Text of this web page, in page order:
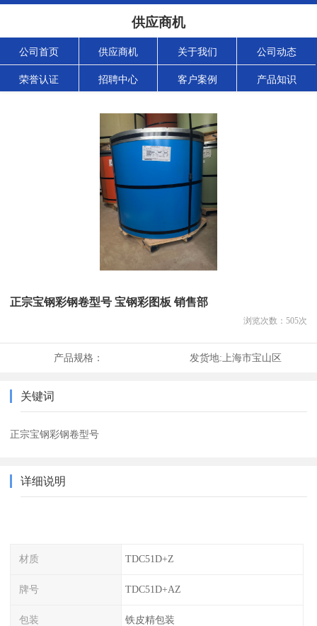
供应商机
公司首页 供应商机 关于我们 公司动态
荣誉认证 招聘中心 客户案例 产品知识
正宗宝钢彩钢卷型号 宝钢彩图板 销售部
浏览次数： 505次
产品规格： 发货地: 上海市宝山区
关键词
正宗宝钢彩钢卷型号
详细说明
材质 TDC51D+Z
牌号 TDC51D+AZ
包装 铁皮精包装